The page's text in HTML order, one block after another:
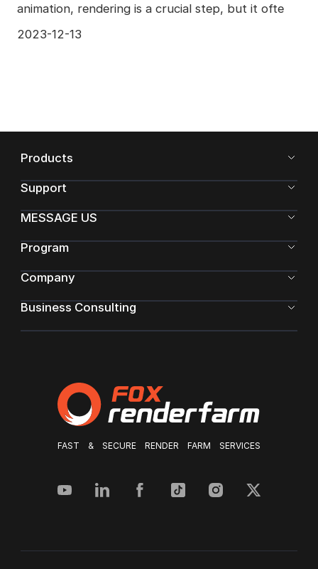
animation, rendering is a crucial step, but it ofte
2023-12-13
FAST & SECURE RENDER FARM SERVICES
Products
Support
MESSAGE US
Program
Company
Business Consulting